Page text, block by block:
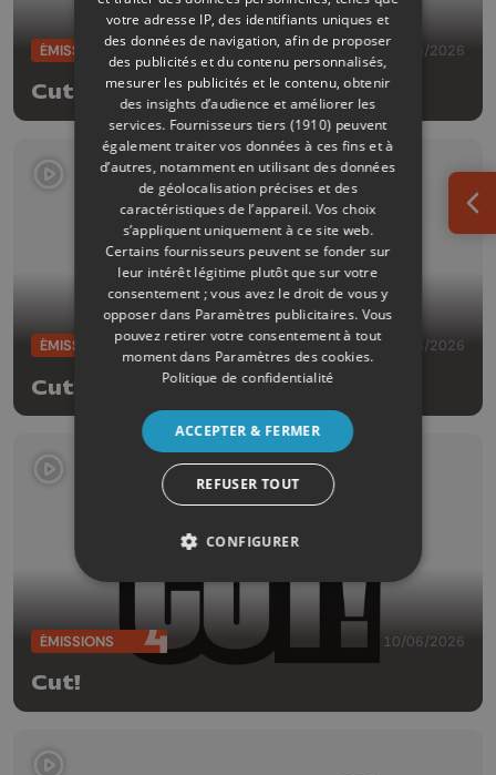
ÉMISSIONS 24/06/2026
Cut!
ÉMISSIONS 17/06/2026
Cut!
ÉMISSIONS 10/06/2026
Cut!
votre adresse IP, des identifiants uniques et
des données de navigation, afin de proposer
des publicités et du contenu personnalisés,
mesurer les publicités et le contenu, obtenir
des insights d’audience et améliorer les
services. Fournisseurs tiers (1910) peuvent
également traiter vos données à ces fins et à
d’autres, notamment en utilisant des données
de géolocalisation précises et des
caractéristiques de l’appareil. Vos choix
s’appliquent uniquement à ce site web.
Certains fournisseurs peuvent se fonder sur
leur intérêt légitime plutôt que sur votre
consentement ; vous avez le droit de vous y
opposer dans Paramètres publicitaires. Vous
pouvez retirer votre consentement à tout
moment dans Paramètres des cookies.
Politique de confidentialité
ACCEPTER & FERMER
REFUSER TOUT
CONFIGURER